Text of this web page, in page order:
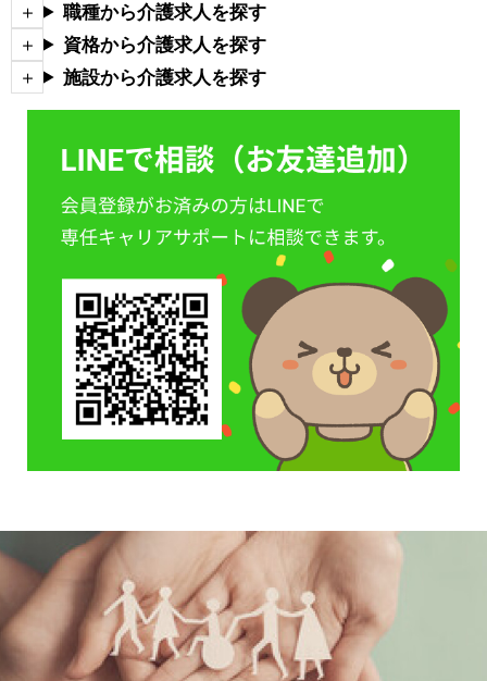
職種から介護求人を探す
資格から介護求人を探す
施設から介護求人を探す